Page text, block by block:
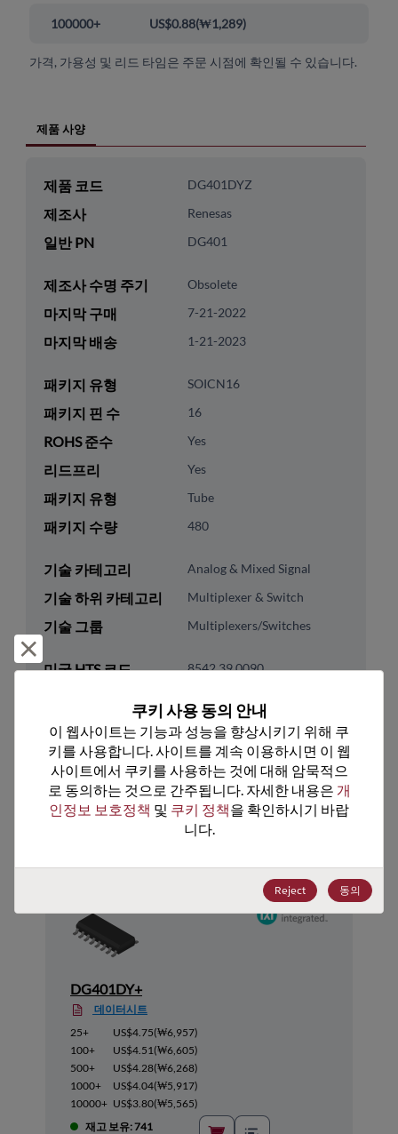
100000+ US$0.88(₩1,289)
가격, 가용성 및 리드 타임은 주문 시점에 확인될 수 있습니다.
제품 사양
제품 코드 DG401DYZ
제조사 Renesas
일반 PN DG401
제조사 수명 주기 Obsolete
마지막 구매 7-21-2022
마지막 배송 1-21-2023
패키지 유형 SOICN16
패키지 핀 수 16
ROHS 준수 Yes
리드프리 Yes
패키지 유형 Tube
패키지 수량 480
기술 카테고리 Analog & Mixed Signal
기술 하위 카테고리 Multiplexer & Switch
기술 그룹 Multiplexers/Switches
미국 HTS 코드 8542.39.0090
추천 대체 제품
DG401DY+
데이터시트
25+
US$4.75(₩6,957)
100+
US$4.51(₩6,605)
500+
US$4.28(₩6,268)
1000+
US$4.04(₩5,917)
10000+ US$3.80(₩5,565)
재고 보유: 741
쿠키 사용 동의 안내
이 웹사이트는 기능과 성능을 향상시키기 위해 쿠
키를 사용합니다. 사이트를 계속 이용하시면 이 웹
사이트에서 쿠키를 사용하는 것에 대해 암묵적으
로 동의하는 것으로 간주됩니다. 자세한 내용은 개
인정보 보호정책 및 쿠키 정책을 확인하시기 바랍
니다.
Reject 동의